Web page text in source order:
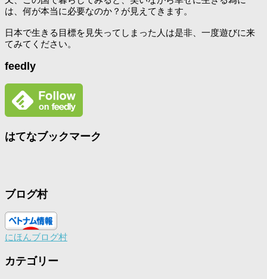
は、何が本当に必要なのか？が見えてきます。
日本で生きる目標を見失ってしまった人は是非、一度遊びに来
てみてください。
feedly
はてなブックマーク
ブログ村
にほんブログ村
カテゴリー